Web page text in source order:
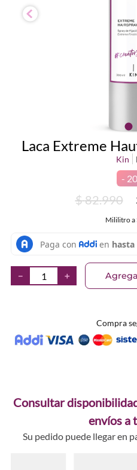
Laca Extreme
Kin
$82.990
Mililitroa
＋
－
Compra
Consultar
envíos a
Su pedido puede llegar en